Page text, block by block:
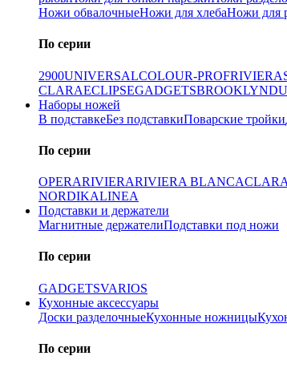
Ножи обвалочныеНожи для хлебаНожи для
По серии
2900UNIVERSALCOLOUR-PROFRIVIERA
CLARAECLIPSEGADGETSBROOKLYN
Наборы ножей
В подставкеБез подставкиПоварские тройки
По серии
OPERARIVIERARIVIERA BLANCACLARA
NORDIKALINEA
Подставки и держатели
Магнитные держателиПодставки под ножи
По серии
GADGETSVARIOS
Кухонные аксессуары
Доски разделочныеКухонные ножницы
По серии